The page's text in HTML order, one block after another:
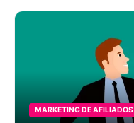
MARKETING DE AFILIADOS